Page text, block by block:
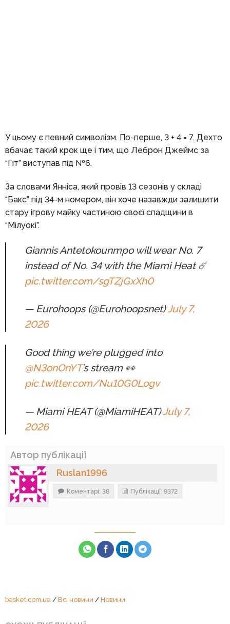
У цьому є певний символізм. По-перше, 3 + 4 = 7. Дехто
вбачає такий крок ще і тим, що Леброн Джеймс за
“Гіт” виступав під №6.
За словами Янніса, який провів 13 сезонів у складі
“Бакс” під 34-м номером, він хоче назавжди залишити
стару ігрову майку частиною своєї спадщини в
“Мілуокі”.
Giannis Antetokounmpo will wear No. 7
instead of No. 34 with the Miami Heat ☄️
pic.twitter.com/sgTZjGxXh0
— Eurohoops (@Eurohoopsnet)July 7,
2026
Good thing we’re plugged into
@N3onOnYT’s stream 👀
pic.twitter.com/Nu10G0Logv
— Miami HEAT (@MiamiHEAT)July 7,
2026
Автор публікації
Ruslan1996
Коментарі: 38 Публікації: 9372
basket.com.ua / Всі новини / Новини